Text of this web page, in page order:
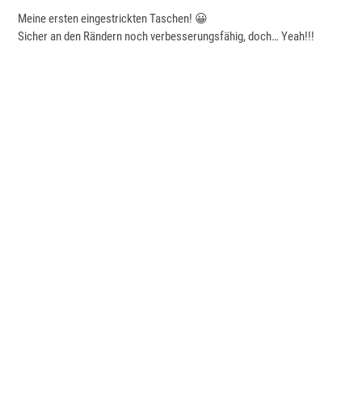
Meine ersten eingestrickten Taschen! 😀
Sicher an den Rändern noch verbesserungsfähig, doch… Yeah!!!